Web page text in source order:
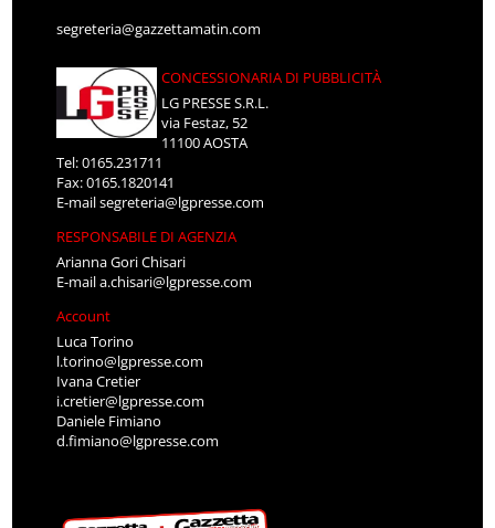
segreteria@gazzettamatin.com
CONCESSIONARIA DI PUBBLICITÀ
LG PRESSE S.R.L.
via Festaz, 52
11100 AOSTA
Tel: 0165.231711
Fax: 0165.1820141
E-mailsegreteria@lgpresse.com
RESPONSABILE DI AGENZIA
Arianna Gori Chisari
E-maila.chisari@lgpresse.com
Account
Luca Torino
l.torino@lgpresse.com
Ivana Cretier
i.cretier@lgpresse.com
Daniele Fimiano
d.fimiano@lgpresse.com